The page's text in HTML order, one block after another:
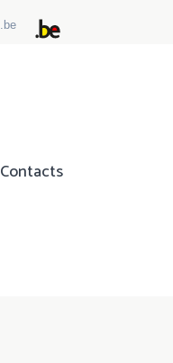
Contacts